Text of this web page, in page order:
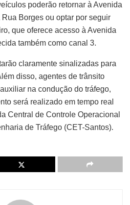
poderão retornar à Avenida
Borges ou optar por seguir
que oferece acesso à Avenida
também como canal 3.
claramente sinalizadas para
disso, agentes de trânsito
na condução do tráfego,
será realizado em tempo real
Central de Controle Operacional
de Tráfego (CET-Santos).